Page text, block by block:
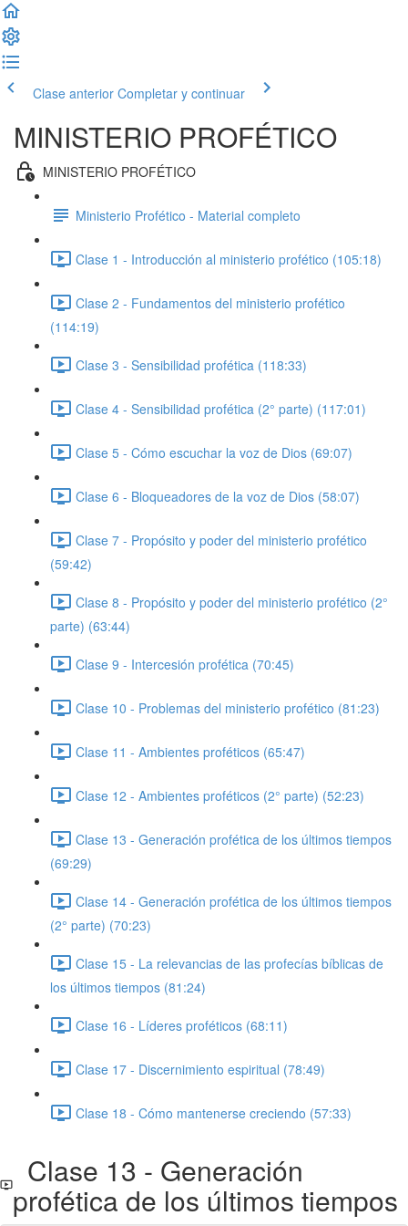
Clase anterior Completar y continuar
MINISTERIO PROFÉTICO
MINISTERIO PROFÉTICO
Ministerio Profético - Material completo
Clase 1 - Introducción al ministerio profético (105:18)
Clase 2 - Fundamentos del ministerio profético
(114:19)
Clase 3 - Sensibilidad profética (118:33)
Clase 4 - Sensibilidad profética (2° parte) (117:01)
Clase 5 - Cómo escuchar la voz de Dios (69:07)
Clase 6 - Bloqueadores de la voz de Dios (58:07)
Clase 7 - Propósito y poder del ministerio profético
(59:42)
Clase 8 - Propósito y poder del ministerio profético (2°
parte) (63:44)
Clase 9 - Intercesión profética (70:45)
Clase 10 - Problemas del ministerio profético (81:23)
Clase 11 - Ambientes proféticos (65:47)
Clase 12 - Ambientes proféticos (2° parte) (52:23)
Clase 13 - Generación profética de los últimos tiempos
(69:29)
Clase 14 - Generación profética de los últimos tiempos
(2° parte) (70:23)
Clase 15 - La relevancias de las profecías bíblicas de
los últimos tiempos (81:24)
Clase 16 - Líderes proféticos (68:11)
Clase 17 - Discernimiento espiritual (78:49)
Clase 18 - Cómo mantenerse creciendo (57:33)
Clase 13 - Generación
profética de los últimos tiempos